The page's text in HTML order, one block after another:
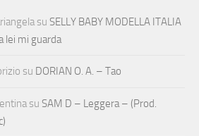
su SELLY BABY MODELLA ITALIA
lei mi guarda
su DORIAN O. A. – Tao
su SAM D – Leggera – (Prod.